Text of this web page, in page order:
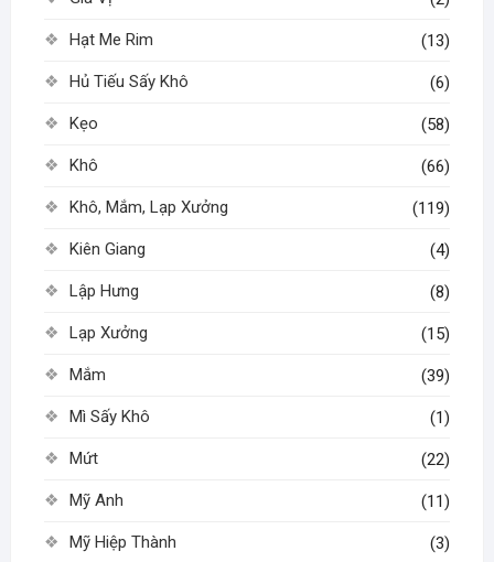
Hạt Me Rim (13)
Hủ Tiếu Sấy Khô (6)
Kẹo (58)
Khô (66)
Khô, Mắm, Lạp Xưởng (119)
Kiên Giang (4)
Lập Hưng (8)
Lạp Xưởng (15)
Mắm (39)
Mì Sấy Khô (1)
Mứt (22)
Mỹ Anh (11)
Mỹ Hiệp Thành (3)